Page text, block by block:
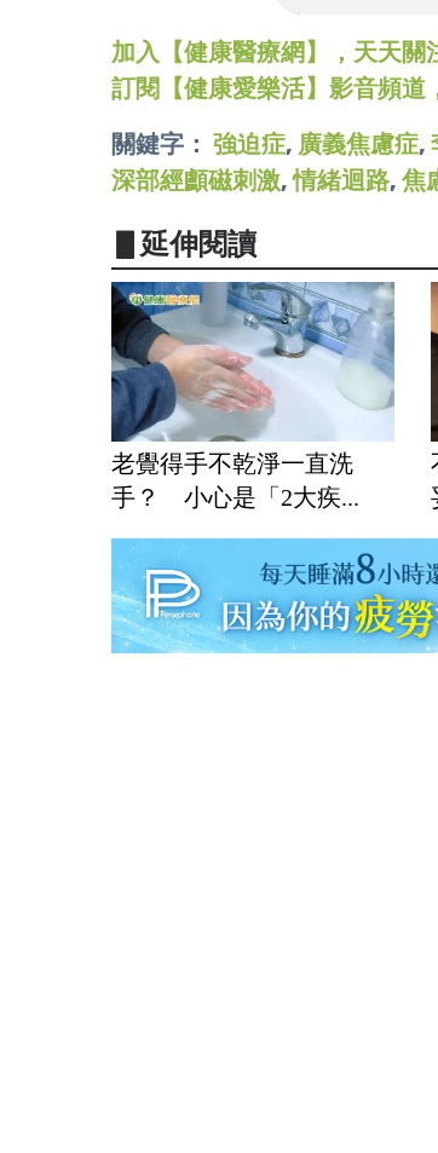
加入【健康醫療網】，天天
訂閱【健康愛樂活】影音頻道
關鍵字： 強迫症, 廣義焦慮症,
深部經顱磁刺激,情緒迴路, 焦
▋延伸閱讀
老覺得手不乾淨一直洗
手？ 小心是「2大疾...